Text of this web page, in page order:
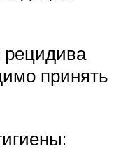
принять